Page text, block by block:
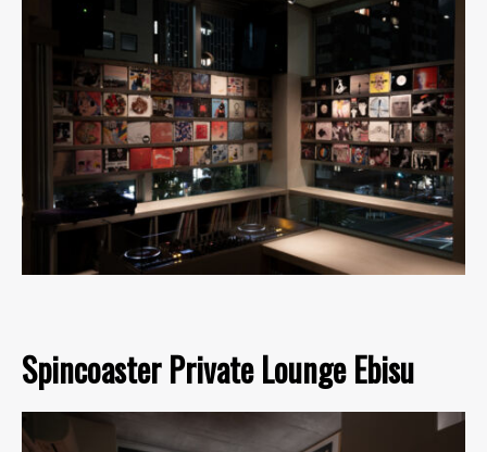
Spincoaster Private Lounge Ebisu